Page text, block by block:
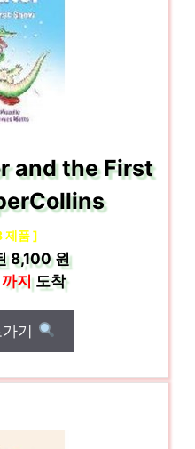
and the First
제품 ]
8,100 원
까지도착
기